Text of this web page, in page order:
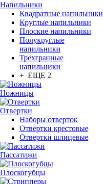
Напильники
Квадратные напильники
Круглые напильники
Плоские напильники
Полукруглые
напильники
Трехгранные
напильники
+ ЕЩЕ 2
Ножницы
Отвертки
Наборы отверток
Отвертки крестовые
Отвертки шлицевые
Пассатижи
Плоскогубцы